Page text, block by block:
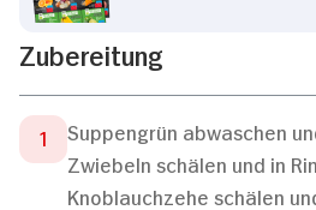
Zubereitung
Suppengrün abwaschen
Zwiebeln schälen und in
Knoblauchzehe schälen